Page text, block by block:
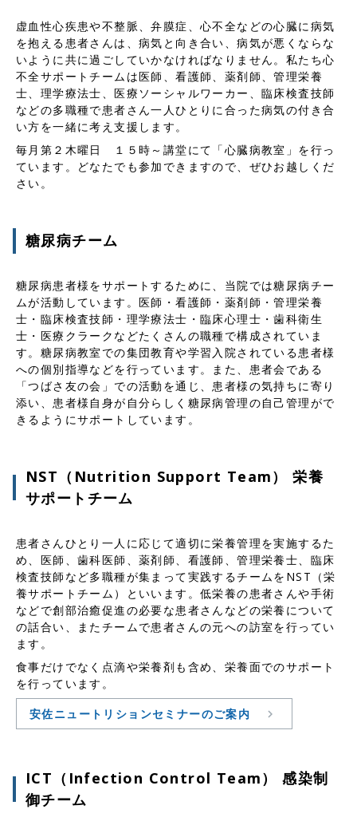
虚血性心疾患や不整脈、弁膜症、心不全などの心臓に病気
を抱える患者さんは、病気と向き合い、病気が悪くならな
いように共に過ごしていかなければなりません。私たち心
不全サポートチームは医師、看護師、薬剤師、管理栄養
士、理学療法士、医療ソーシャルワーカー、臨床検査技師
などの多職種で患者さん一人ひとりに合った病気の付き合
い方を一緒に考え支援します。
毎月第２木曜日 １５時～講堂にて「心臓病教室」を行っ
ています。どなたでも参加できますので、ぜひお越しくだ
さい。
糖尿病チーム
糖尿病患者様をサポートするために、当院では糖尿病チー
ムが活動しています。医師・看護師・薬剤師・管理栄養
士・臨床検査技師・理学療法士・臨床心理士・歯科衛生
士・医療クラークなどたくさんの職種で構成されていま
す。糖尿病教室での集団教育や学習入院されている患者様
への個別指導などを行っています。また、患者会である
「つばさ友の会」での活動を通じ、患者様の気持ちに寄り
添い、患者様自身が自分らしく糖尿病管理の自己管理がで
きるようにサポートしています。
NST（Nutrition Support Team） 栄養
サポートチーム
患者さんひとり一人に応じて適切に栄養管理を実施するた
め、医師、歯科医師、薬剤師、看護師、管理栄養士、臨床
検査技師など多職種が集まって実践するチームをNST（栄
養サポートチーム）といいます。低栄養の患者さんや手術
などで創部治癒促進の必要な患者さんなどの栄養について
の話合い、またチームで患者さんの元への訪室を行ってい
ます。
食事だけでなく点滴や栄養剤も含め、栄養面でのサポート
を行っています。
安佐ニュートリションセミナーのご案内
ICT（Infection Control Team） 感染制
御チーム